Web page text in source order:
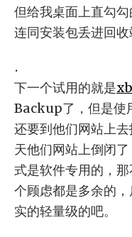
但给我桌面上直勾
连同安装包丢进回收
.
下一个试用的就是
Backup了，但是使
还要到他们网站上
天他们网站上倒闭
式是软件专用的，
个顾虑都是多余的
实的轻量级的吧。